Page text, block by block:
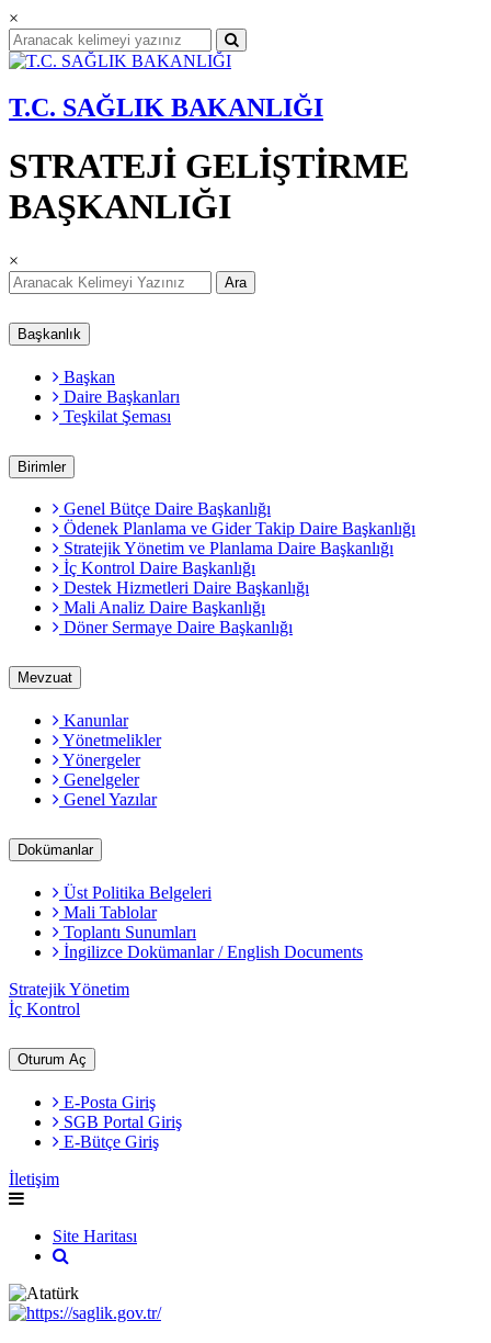
×
T.C. SAĞLIK BAKANLIĞI
STRATEJİ GELİŞTİRME
BAŞKANLIĞI
×
Ara
Başkanlık
Başkan
Daire Başkanları
Teşkilat Şeması
Birimler
Genel Bütçe Daire Başkanlığı
Ödenek Planlama ve Gider Takip Daire Başkanlığı
Stratejik Yönetim ve Planlama Daire Başkanlığı
İç Kontrol Daire Başkanlığı
Destek Hizmetleri Daire Başkanlığı
Mali Analiz Daire Başkanlığı
Döner Sermaye Daire Başkanlığı
Mevzuat
Kanunlar
Yönetmelikler
Yönergeler
Genelgeler
Genel Yazılar
Dokümanlar
Üst Politika Belgeleri
Mali Tablolar
Toplantı Sunumları
İngilizce Dokümanlar / English Documents
Stratejik Yönetim
İç Kontrol
Oturum Aç
E-Posta Giriş
SGB Portal Giriş
E-Bütçe Giriş
İletişim
Site Haritası